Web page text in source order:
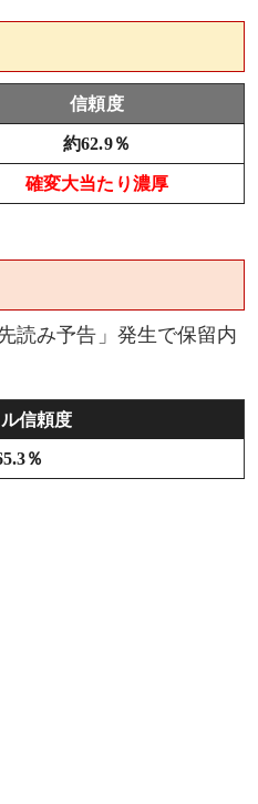
リーチ)
信頼度
約62.9％
確変大当たり濃厚
読み予告」発生で保留内
ル信頼度
％